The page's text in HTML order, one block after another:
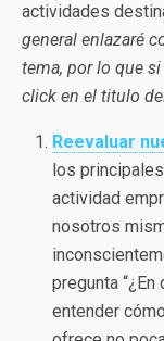
actividades
general enlazaré
tema, por lo que
click en el titulo
Reevaluar
los
actividad
nosotros
pregunta
entender